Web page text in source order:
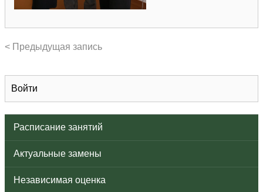
Войти
Расписание занятий
Актуальные замены
Независимая оценка
< Предыдущая запись